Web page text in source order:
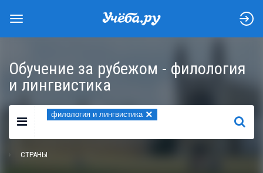
Обучение за рубежом - филология
и лингвистика
филология и лингвистика ×
НАЙТИ
СТРАНЫ